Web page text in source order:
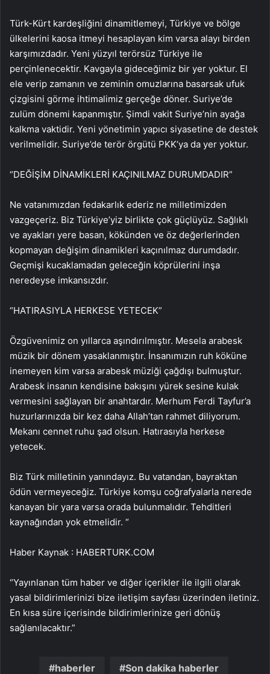
Türk-Kürt kardeşliğini dinamitlemeyi, Türkiye ve bölge
ülkelerini kaosa itmeyi hesaplayan kim varsa alayı birden
karşımızdadır. Yeni yüzyıl terörsüz Türkiye ile
perçinlenecektir. Kavgayla gideceğimiz bir yer yoktur. El
ele verip zamanın ve zeminin omuzlarına basarsak ufuk
çizgisini görme ihtimalimiz gerçeğe döner. Suriye’de
zulüm dönemi kapanmıştır. Şimdi vakit Suriye’nin ayağa
kalkma vaktidir. Yeni yönetimin yapıcı siyasetine de destek
verilmelidir. Suriye’de terör örgütü PKK’ya da yer yoktur.
“DEĞİŞİM DİNAMİKLERİ KAÇINILMAZ DURUMDADIR”
Ne vatanımızdan fedakarlık ederiz ne milletimizden
vazgeçeriz. Biz Türkiye’yiz birlikte çok güçlüyüz. Sağlıklı
ve ayakları yere basan, kökünden ve öz değerlerinden
kopmayan değişim dinamikleri kaçınılmaz durumdadır.
Geçmişi kucaklamadan geleceğin köprülerini inşa
neredeyse imkansızdır.
“HATIRASIYLA HERKESE YETECEK”
Özgüvenimiz on yıllarca aşındırılmıştır. Mesela arabesk
müzik bir dönem yasaklanmıştır. İnsanımızın ruh köküne
inemeyen kim varsa arabesk müziği çağdışı bulmuştur.
Arabesk insanın kendisine bakışını yürek sesine kulak
vermesini sağlayan bir anahtardır. Merhum Ferdi Tayfur’a
huzurlarınızda bir kez daha Allah’tan rahmet diliyorum.
Mekanı cennet ruhu şad olsun. Hatırasıyla herkese
yetecek.
Biz Türk milletinin yanındayız. Bu vatandan, bayraktan
ödün vermeyeceğiz. Türkiye komşu coğrafyalarla nerede
kanayan bir yara varsa orada bulunmalıdır. Tehditleri
kaynağından yok etmelidir. “
Haber Kaynak : HABERTURK.COM
“Yayınlanan tüm haber ve diğer içerikler ile ilgili olarak
yasal bildirimlerinizi bize iletişim sayfası üzerinden iletiniz.
En kısa süre içerisinde bildirimlerinize geri dönüş
sağlanılacaktır.”
haberler Son dakika haberler